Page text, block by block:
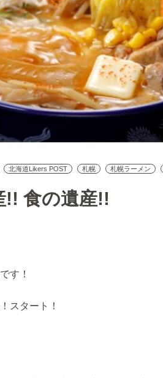
北海道Likers POST 札幌 札幌ラーメン
!! 食の遺産!!
です！
スタート！